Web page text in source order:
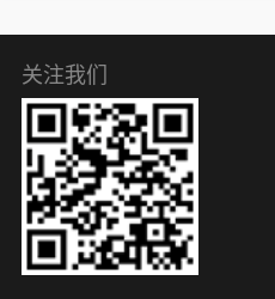
关注我们